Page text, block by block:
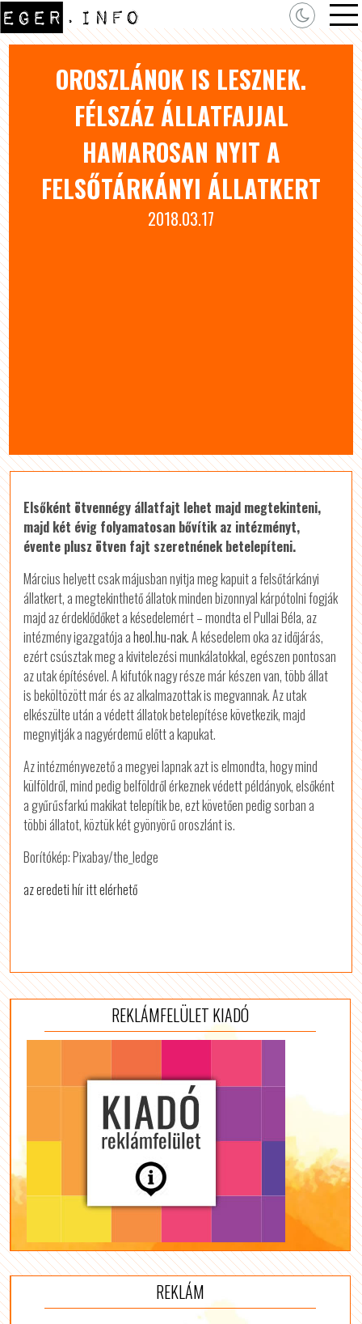
OROSZLÁNOK IS LESZNEK.
FÉLSZÁZ ÁLLATFAJJAL
HAMAROSAN NYIT A
FELSŐTÁRKÁNYI ÁLLATKERT
2018.03.17
Elsőként ötvennégy állatfajt lehet majd megtekinteni,
majd két évig folyamatosan bővítik az intézményt,
évente plusz ötven fajt szeretnének betelepíteni.
Március helyett csak májusban nyitja meg kapuit a felsőtárkányi
állatkert, a megtekinthető állatok minden bizonnyal kárpótolni fogják
majd az érdeklődőket a késedelemért – mondta el Pullai Béla, az
intézmény igazgatója aheol.hu-nak.A késedelem oka az időjárás,
ezért csúsztak meg a kivitelezési munkálatokkal, egészen pontosan
az utak építésével. A kifutók nagy része már készen van, több állat
is beköltözött már és az alkalmazottak is megvannak. Az utak
elkészülte után a védett állatok betelepítése következik, majd
megnyitják a nagyérdemű előtt a kapukat.
Az ­intézményvezető a megyei lapnak azt is elmondta, hogy mind
külföldről, mind pedig belföldről érkeznek védett példányok, elsőként
a gyűrűsfarkú makikat telepítik be, ezt követően pedig sorban a
többi állatot, köztük két gyönyörű oroszlánt is.
Borítókép: Pixabay/the_ledge
az eredeti hír itt elérhető
REKLÁMFELÜLET KIADÓ
REKLÁM